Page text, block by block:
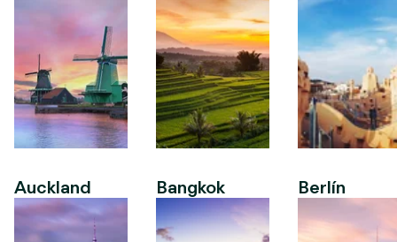
Auckland Bangkok Berlín